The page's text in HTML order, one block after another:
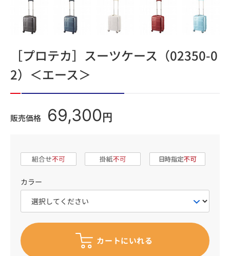
［プロテカ］スーツケース（02350-0
2）＜エース＞
販売価格 69,300 円
カラー